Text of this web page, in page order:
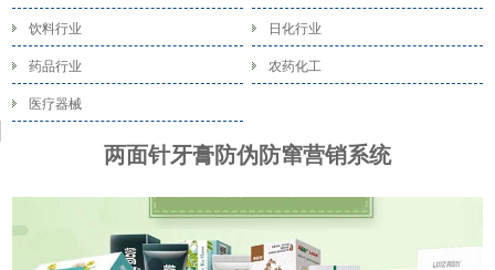
饮料行业 日化行业
药品行业 农药化工
医疗器械
两面针牙膏防伪防窜营销系统